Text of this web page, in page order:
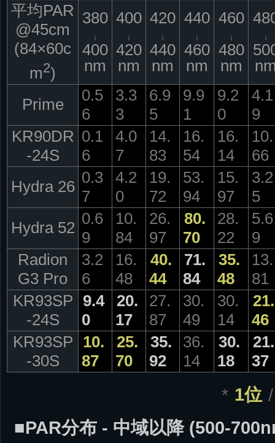
平均PAR
@45cm
(84×60c
m2)
380
|
400
nm
400
|
420
nm
420
|
440
nm
440
|
460
nm
460
|
480
nm
|
Prime
0.5
6
3.3
3
6.9
5
9.9
1
9.2
0
4.1
9
KR90DR
-24S
0.1
6
4.0
7
14.
83
16.
54
16.
14
10.
66
Hydra 26 0.3
7
4.2
0
19.
72
53.
94
15.
97
3.2
5
Hydra 52 0.6
9
10.
84
26.
97
80.
70
28.
22
5.6
9
Radion
G3 Pro
3.2
6
16.
48
40.
44
71.
84
35.
48
13.
81
KR93SP
-24S
9.4
0
20.
17
27.
87
30.
49
30.
14
21.
46
KR93SP
-30S
10.
87
25.
70
35.
92
36.
14
30.
18
21.
37
* 1位
■PAR分布 - 中域以降 (500-